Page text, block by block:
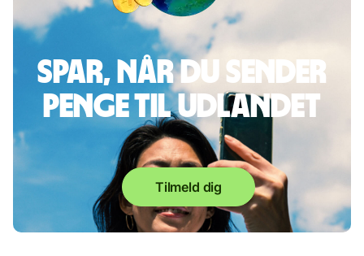
Spar, når du sender
penge til udlandet
Tilmeld dig